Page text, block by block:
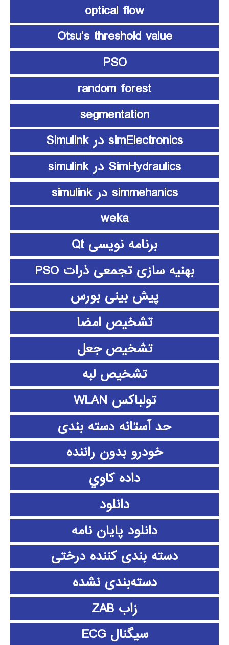
optical flow
Otsu’s threshold value
PSO
random forest
segmentation
simElectronics در Simulink
SimHydraulics در simulink
simmehanics در simulink
weka
برنامه نویسی Qt
بهنیه سازی تجمعی ذرات PSO
پیش بینی بورس
تشخیص امضا
تشخیص جعل
تشخیص لبه
تولباکس WLAN
حد آستانه دسته بندی
خودرو بدون راننده
داده كاوي
دانلود
دانلود پايان نامه
دسته بندی کننده درختی
دسته‌بندی نشده
زاب ZAB
سیگنال ECG